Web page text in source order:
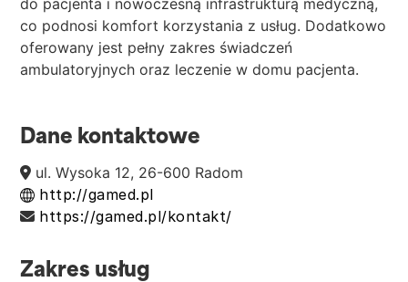
do pacjenta i nowoczesną infrastrukturą medyczną,
co podnosi komfort korzystania z usług. Dodatkowo
oferowany jest pełny zakres świadczeń
ambulatoryjnych oraz leczenie w domu pacjenta.
Dane kontaktowe
ul. Wysoka 12, 26-600 Radom
http://gamed.pl
https://gamed.pl/kontakt/
Zakres usług